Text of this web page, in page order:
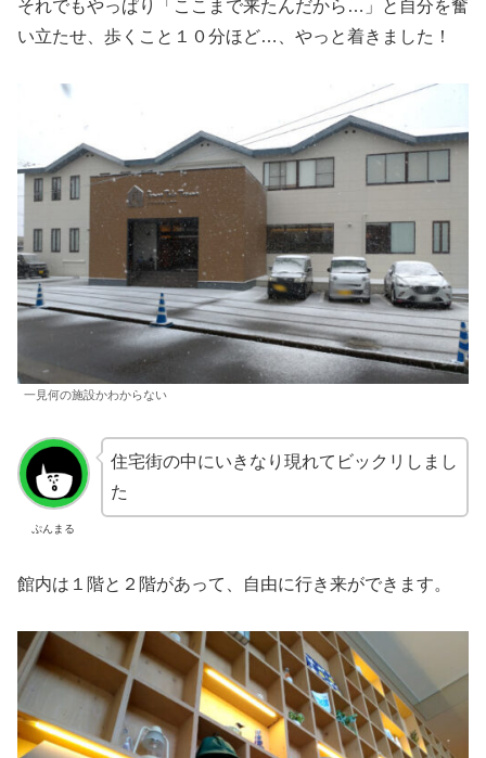
それでもやっぱり「ここまで来たんだから…」と自分を奮
い立たせ、歩くこと１０分ほど…、やっと着きました！
一見何の施設かわからない
ぷんまる
住宅街の中にいきなり現れてビックリしまし
た
館内は１階と２階があって、自由に行き来ができます。